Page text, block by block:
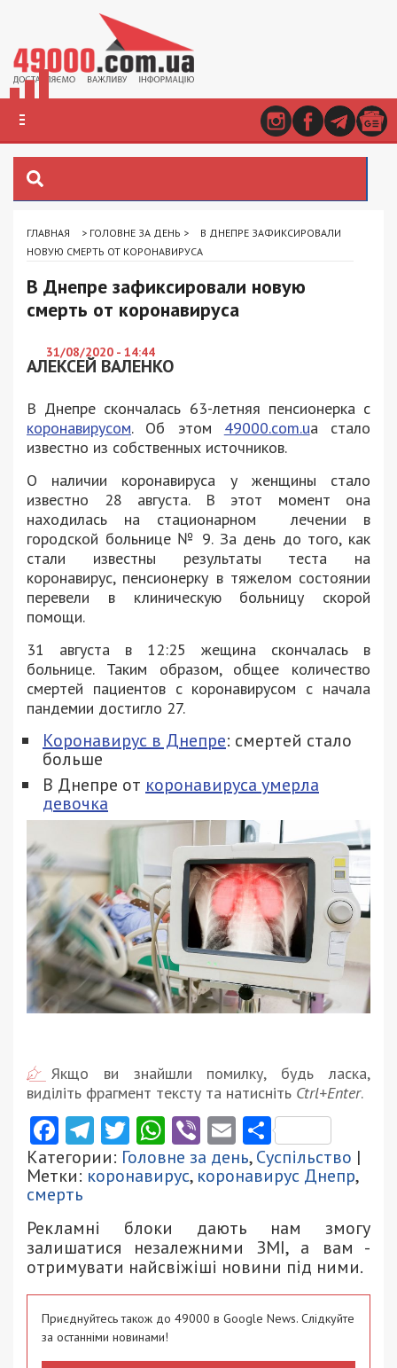
ГЛАВНАЯ > ГОЛОВНЕ ЗА ДЕНЬ >
В ДНЕПРЕ ЗАФИКСИРОВАЛИ
НОВУЮ СМЕРТЬ ОТ КОРОНАВИРУСА
В Днепре зафиксировали новую
смерть от коронавируса
31/08/2020 - 14:44
АЛЕКСЕЙ ВАЛЕНКО
В Днепре скончалась 63-летняя пенсионерка с
коронавирусом. Об этом 49000.com.ua стало
известно из собственных источников.
О наличии коронавируса у женщины стало
известно 28 августа. В этот момент она
находилась на стационарном лечении в
городской больнице № 9. За день до того, как
стали известны результаты теста на
коронавирус, пенсионерку в тяжелом состоянии
перевели в клиническую больницу скорой
помощи.
31 августа в 12:25 жещина скончалась в
больнице. Таким образом, общее количество
смертей пациентов с коронавирусом с начала
пандемии достигло 27.
Коронавирус в Днепре: смертей стало
больше
В Днепре от коронавируса умерла
девочка
Якщо ви знайшли помилку, будь ласка,
виділіть фрагмент тексту та натисніть Ctrl+Enter.
Facebook
Telegram
Twitter
WhatsApp
ViberEmail
Категории: Головне за день,Суспільство |
Метки: коронавирус, коронавирус Днепр,
смерть
Рекламні блоки дають нам змогу
залишатися незалежними ЗМІ, а вам -
отримувати найсвіжіші новини під ними.
Приєднуйтесь також до 49000 в Google News. Слідкуйте
за останніми новинами!